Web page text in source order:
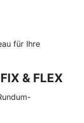
für Ihre
& FLEX